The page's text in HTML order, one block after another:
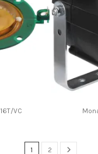
VC
1 2